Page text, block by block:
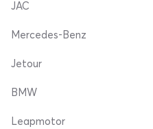
JAC
Mercedes-Benz
Jetour
BMW
Leapmotor